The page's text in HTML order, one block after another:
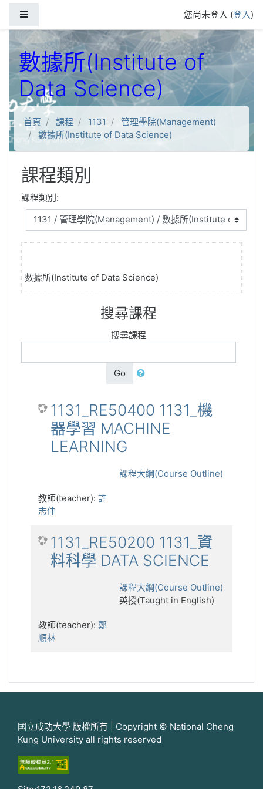
您尚未登入 (登入)
數據所(Institute of
Data Science)
首頁 課程 1131
管理學院(Management)
數據所(Institute of Data Science)
課程類別
課程類別:
數據所(Institute of Data Science)
搜尋課程
搜尋課程
Go
1131_RE50400 1131_機
器學習 MACHINE
LEARNING
課程大綱(Course Outline)
教師(teacher): 許
志仲
1131_RE50200 1131_資
料科學 DATA SCIENCE
課程大綱(Course Outline)
英授(Taught in English)
教師(teacher): 鄭
順林
國立成功大學 版權所有 | Copyright © National Cheng
Kung University all rights reserved